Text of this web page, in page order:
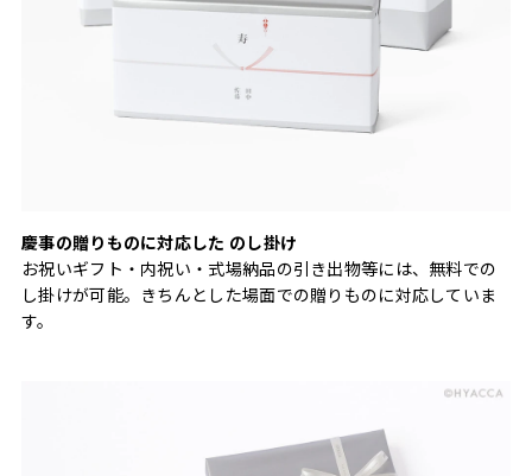
慶事の贈りものに対応した のし掛け
お祝いギフト・内祝い・式場納品の引き出物等には、無料での
し掛けが可能。きちんとした場面での贈りものに対応していま
す。